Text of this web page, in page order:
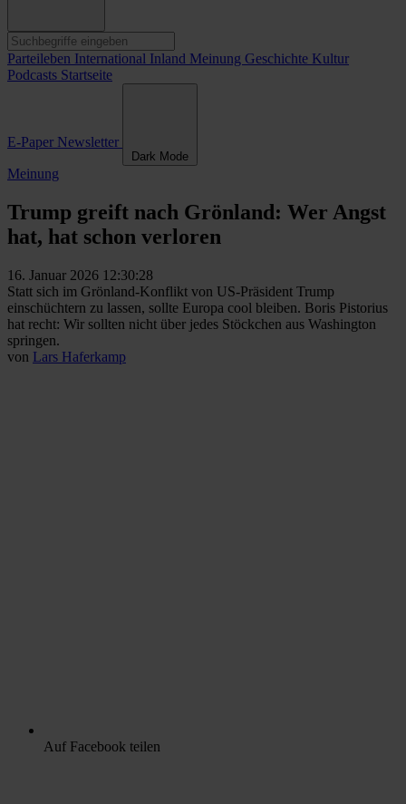
Parteileben International Inland Meinung Geschichte Kultur
Podcasts Startseite
E-Paper Newsletter
Dark Mode
Meinung
Trump greift nach Grönland: Wer Angst
hat, hat schon verloren
16. Januar 2026 12:30:28
Statt sich im Grönland-Konflikt von US-Präsident Trump
einschüchtern zu lassen, sollte Europa cool bleiben. Boris Pistorius
hat recht: Wir sollten nicht über jedes Stöckchen aus Washington
springen.
von Lars Haferkamp
Auf Facebook teilen